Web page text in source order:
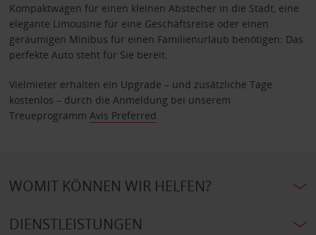
Kompaktwagen für einen kleinen Abstecher in die Stadt, eine
elegante Limousine für eine Geschäftsreise oder einen
geräumigen Minibus für einen Familienurlaub benötigen: Das
perfekte Auto steht für Sie bereit.
Vielmieter erhalten ein Upgrade – und zusätzliche Tage
kostenlos – durch die Anmeldung bei unserem
Treueprogramm Avis Preferred
WOMIT KÖNNEN WIR HELFEN?
DIENSTLEISTUNGEN